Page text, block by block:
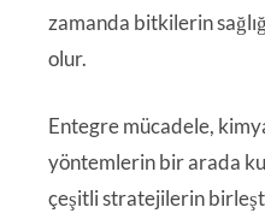
zamanda bitkilerin
olur.
Entegre mücadele,
yöntemlerin bir arada
çeşitli stratejilerin